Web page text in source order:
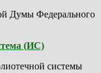
Думы Федерального
(ИС)
системы